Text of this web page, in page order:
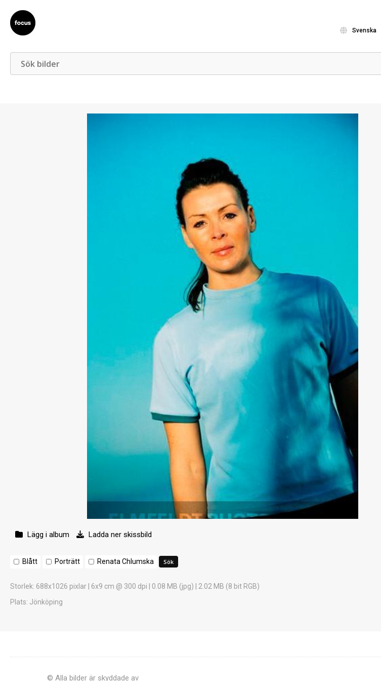
Svenska
Lägg i album Ladda ner skissbild
Blått Porträtt Renata Chlumska
Storlek: 688x1026 pixlar | 6x9 cm @ 300 dpi | 0.08 MB (jpg) | 2.02 MB (8 bit RGB)
Plats: Jönköping
© Alla bilder är skyddade av